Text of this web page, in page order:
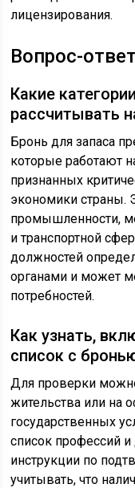
лицензирования.
Вопрос-
Какие
рассчитывать
Бронь для запаса
которые работают
признанных
экономики страны.
промышленности,
и транспортной
должностей
органами и может
потребностей.
Как узнать,
список с
Для проверки
жительства или на
государственных
список профессий
инструкции по
учитывать, что